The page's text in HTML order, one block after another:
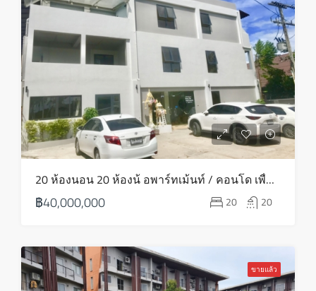
จันทร์
17
ส.ค.
อังคาร
18
ส.ค.
พุธ
พฤหัส
20
ส.ค.
20 ห้องนอน 20 ห้องน้ อพาร์ทเม้นท์ / คอนโด เพื่อขาย ใน บางรัก – HS0773
฿40,000,000 20 20
ขายแล้ว